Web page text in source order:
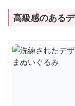
高級感のある